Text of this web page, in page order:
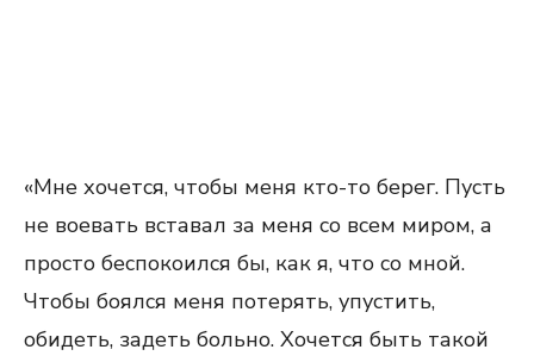
«Мне хочется, чтобы меня кто-то берег. Пусть
не воевать вставал за меня со всем миром, а
просто беспокоился бы, как я, что со мной.
Чтобы боялся меня потерять, упустить,
обидеть, задеть больно. Хочется быть такой